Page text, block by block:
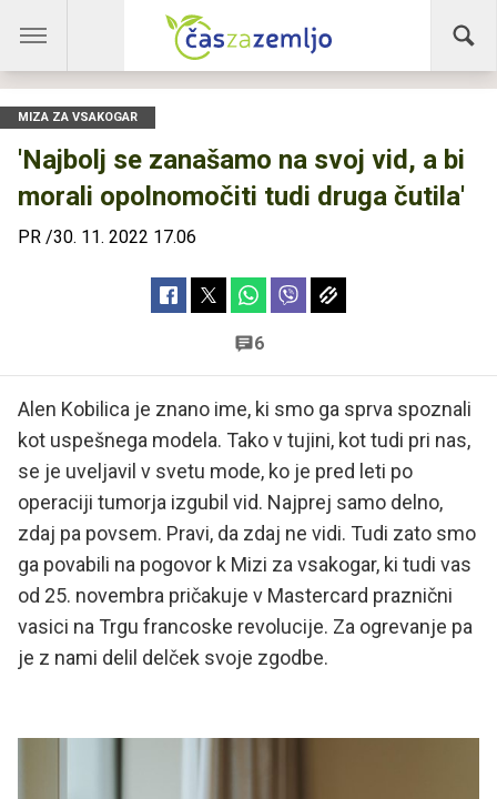
MIZA ZA VSAKOGAR
'Najbolj se zanašamo na svoj vid, a bi
morali opolnomočiti tudi druga čutila'
PR /30. 11. 2022 17.06
6
Alen Kobilica je znano ime, ki smo ga sprva spoznali
kot uspešnega modela. Tako v tujini, kot tudi pri nas,
se je uveljavil v svetu mode, ko je pred leti po
operaciji tumorja izgubil vid. Najprej samo delno,
zdaj pa povsem. Pravi, da zdaj ne vidi. Tudi zato smo
ga povabili na pogovor k Mizi za vsakogar, ki tudi vas
od 25. novembra pričakuje v Mastercard praznični
vasici na Trgu francoske revolucije. Za ogrevanje pa
je z nami delil delček svoje zgodbe.